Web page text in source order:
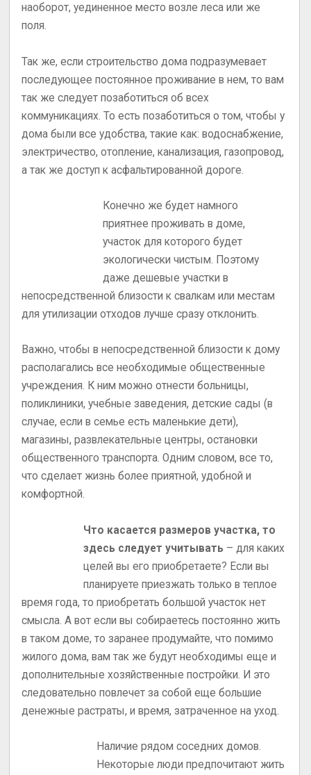
наоборот, уединенное место возле леса или же
поля.
Так же, если строительство дома подразумевает
последующее постоянное проживание в нем, то вам
так же следует позаботиться об всех
коммуникациях. То есть позаботиться о том, чтобы у
дома были все удобства, такие как: водоснабжение,
электричество, отопление, канализация, газопровод,
а так же доступ к асфальтированной дороге.
Конечно же будет намного
приятнее проживать в доме,
участок для которого будет
экологически чистым. Поэтому
даже дешевые участки в
непосредственной близости к свалкам или местам
для утилизации отходов лучше сразу отклонить.
Важно, чтобы в непосредственной близости к дому
располагались все необходимые общественные
учреждения. К ним можно отнести больницы,
поликлиники, учебные заведения, детские сады (в
случае, если в семье есть маленькие дети),
магазины, развлекательные центры, остановки
общественного транспорта. Одним словом, все то,
что сделает жизнь более приятной, удобной и
комфортной.
Что касается размеров участка, то
здесь следует учитывать – для каких
целей вы его приобретаете? Если вы
планируете приезжать только в теплое
время года, то приобретать большой участок нет
смысла. А вот если вы собираетесь постоянно жить
в таком доме, то заранее продумайте, что помимо
жилого дома, вам так же будут необходимы еще и
дополнительные хозяйственные постройки. И это
следовательно повлечет за собой еще большие
денежные растраты, и время, затраченное на уход.
Наличие рядом соседних домов.
Некоторые люди предпочитают жить